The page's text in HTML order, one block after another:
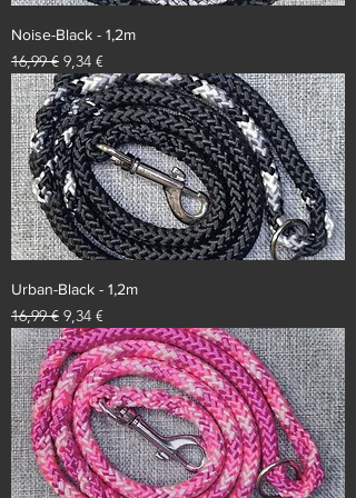
Noise-Black - 1,2m
Standardpreis
16,99 € Sale-Preis
9,34 €
Urban-Black - 1,2m
Standardpreis
16,99 € Sale-Preis
9,34 €